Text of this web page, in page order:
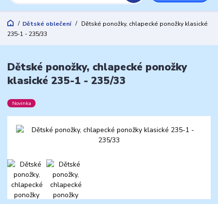
Dětské oblečení
Dětské ponožky, chlapecké ponožky klasické
235-1 - 235/33
Dětské ponožky, chlapecké ponožky
klasické 235-1 - 235/33
Novinka